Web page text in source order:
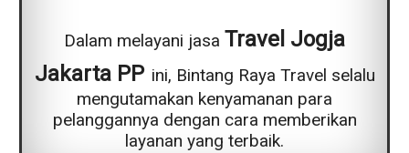
Dalam melayani jasa Travel Jogja
Jakarta PP ini, Bintang Raya Travel selalu
mengutamakan kenyamanan para
pelanggannya dengan cara memberikan
layanan yang terbaik.